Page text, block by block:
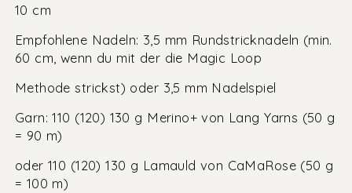
10 cm
Empfohlene Nadeln: 3,5 mm Rundstricknadeln (min.
60 cm, wenn du mit der die Magic Loop
Methode strickst) oder 3,5 mm Nadelspiel
Garn: 110 (120) 130 g Merino+ von Lang Yarns (50 g
= 90 m)
oder 110 (120) 130 g Lamauld von CaMaRose (50 g
= 100 m)